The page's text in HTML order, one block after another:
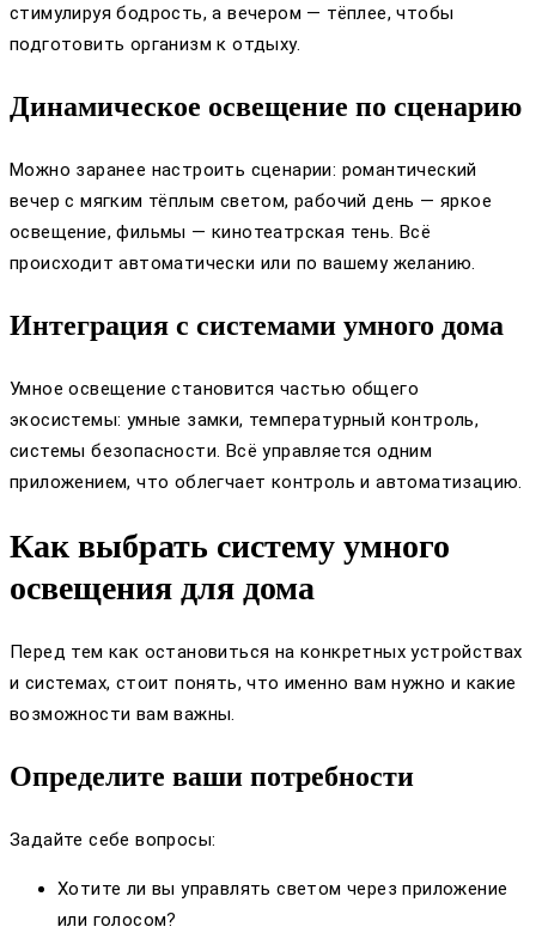
стимулируя бодрость, а вечером — тёплее, чтобы
подготовить организм к отдыху.
Динамическое освещение по сценарию
Можно заранее настроить сценарии: романтический
вечер с мягким тёплым светом, рабочий день — яркое
освещение, фильмы — кинотеатрская тень. Всё
происходит автоматически или по вашему желанию.
Интеграция с системами умного дома
Умное освещение становится частью общего
экосистемы: умные замки, температурный контроль,
системы безопасности. Всё управляется одним
приложением, что облегчает контроль и автоматизацию.
Как выбрать систему умного
освещения для дома
Перед тем как остановиться на конкретных устройствах
и системах, стоит понять, что именно вам нужно и какие
возможности вам важны.
Определите ваши потребности
Задайте себе вопросы:
Хотите ли вы управлять светом через приложение
или голосом?